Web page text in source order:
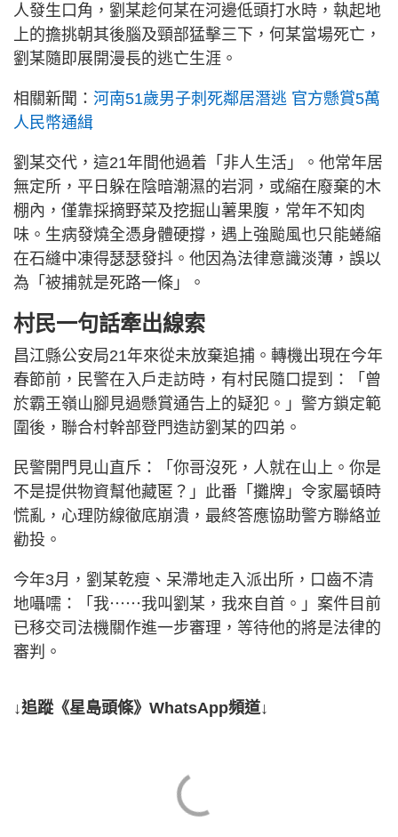
人發生口角，劉某趁何某在河邊低頭打水時，執起地
上的擔挑朝其後腦及頸部猛擊三下，何某當場死亡，
劉某隨即展開漫長的逃亡生涯。
相關新聞： 河南51歲男子刺死鄰居潛逃 官方懸賞5萬
人民幣通緝
劉某交代，這21年間他過着「非人生活」。他常年居
無定所，平日躲在陰暗潮濕的岩洞，或縮在廢棄的木
棚內，僅靠採摘野菜及挖掘山薯果腹，常年不知肉
味。生病發燒全憑身體硬撐，遇上強颱風也只能蜷縮
在石縫中凍得瑟瑟發抖。他因為法律意識淡薄，誤以
為「被捕就是死路一條」。
村民一句話牽出線索
昌江縣公安局21年來從未放棄追捕。轉機出現在今年
春節前，民警在入戶走訪時，有村民隨口提到：「曾
於霸王嶺山腳見過懸賞通告上的疑犯。」警方鎖定範
圍後，聯合村幹部登門造訪劉某的四弟。
民警開門見山直斥：「你哥沒死，人就在山上。你是
不是提供物資幫他藏匿？」此番「攤牌」令家屬頓時
慌亂，心理防線徹底崩潰，最終答應協助警方聯絡並
勸投。
今年3月，劉某乾瘦、呆滯地走入派出所，口齒不清
地囁嚅：「我⋯⋯我叫劉某，我來自首。」案件目前
已移交司法機關作進一步審理，等待他的將是法律的
審判。
↓追蹤《星島頭條》WhatsApp頻道↓